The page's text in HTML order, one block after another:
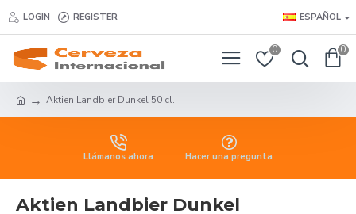
LOGIN REGISTER ESPAÑOL
0 0
Aktien Landbier Dunkel 50 cl.
Llámanos ahora Hacer una pregunta
Aktien Landbier Dunkel